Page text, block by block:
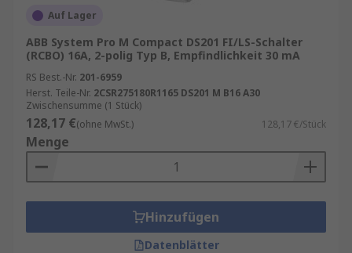
Auf Lager
ABB System Pro M Compact DS201 FI/LS-Schalter
(RCBO) 16A, 2-polig Typ B, Empfindlichkeit 30 mA
RS Best.-Nr. 201-6959
Herst. Teile-Nr. 2CSR275180R1165 DS201 M B16 A30
Zwischensumme (1 Stück)
128,17 €(ohne MwSt.) 128,17 €/Stück
Menge
Hinzufügen
Datenblätter